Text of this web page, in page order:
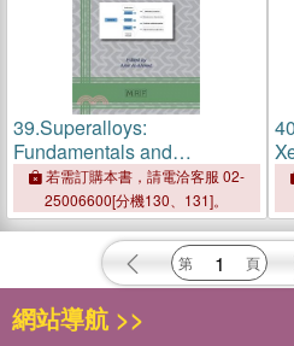
39.Superalloys:
Fundamentals and
Applications
若需訂購本書，請電洽客服 02-
25006600[分機130、131]。
網站導航 >>